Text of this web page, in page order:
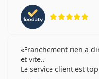
Franchement rien a
et vite..
Le service client est